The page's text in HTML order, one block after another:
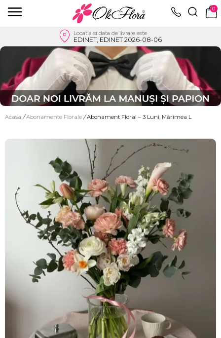
0
Locatia si data de livrare este
EDINET, EDINET 2026-08-06
Acasa / Abonamente Florale / Abonament Floral – 3 Luni, Mărimea L